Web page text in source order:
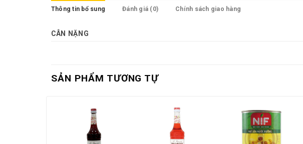
Thông tin bổ sung Đánh giá (0) Chính sách giao hàng
CÂN NẶNG
SẢN PHẨM TƯƠNG TỰ